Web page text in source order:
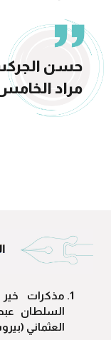
حسن
مراد
مذكرات
السلطان
العثماني